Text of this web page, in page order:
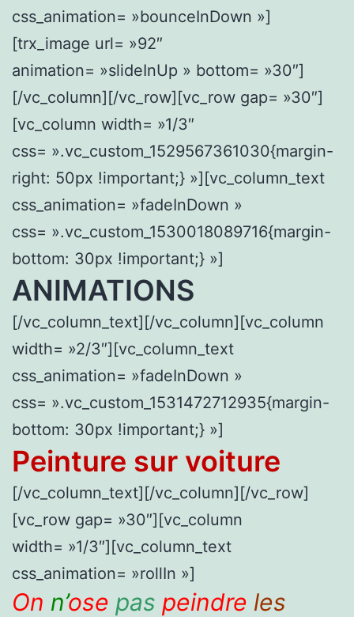
css_animation= »bounceInDown »]
[trx_image url= »92″
animation= »slideInUp » bottom= »30″]
[/vc_column][/vc_row][vc_row gap= »30″]
[vc_column width= »1/3″
css= ».vc_custom_1529567361030{margin-
right: 50px !important;} »][vc_column_text
css_animation= »fadeInDown »
css= ».vc_custom_1530018089716{margin-
bottom: 30px !important;} »]
ANIMATIONS
[/vc_column_text][/vc_column][vc_column
width= »2/3″][vc_column_text
css_animation= »fadeInDown »
css= ».vc_custom_1531472712935{margin-
bottom: 30px !important;} »]
Peinture sur voiture
[/vc_column_text][/vc_column][/vc_row]
[vc_row gap= »30″][vc_column
width= »1/3″][vc_column_text
css_animation= »rollIn »]
On n’ose pas peindre les